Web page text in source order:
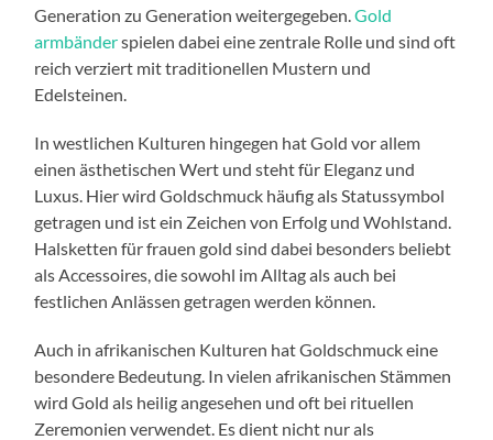
Generation zu Generation weitergegeben.Gold
armbänderspielen dabei eine zentrale Rolle und sind oft
reich verziert mit traditionellen Mustern und
Edelsteinen.
In westlichen Kulturen hingegen hat Gold vor allem
einen ästhetischen Wert und steht für Eleganz und
Luxus. Hier wird Goldschmuck häufig als Statussymbol
getragen und ist ein Zeichen von Erfolg und Wohlstand.
Halsketten für frauen gold sind dabei besonders beliebt
als Accessoires, die sowohl im Alltag als auch bei
festlichen Anlässen getragen werden können.
Auch in afrikanischen Kulturen hat Goldschmuck eine
besondere Bedeutung. In vielen afrikanischen Stämmen
wird Gold als heilig angesehen und oft bei rituellen
Zeremonien verwendet. Es dient nicht nur als